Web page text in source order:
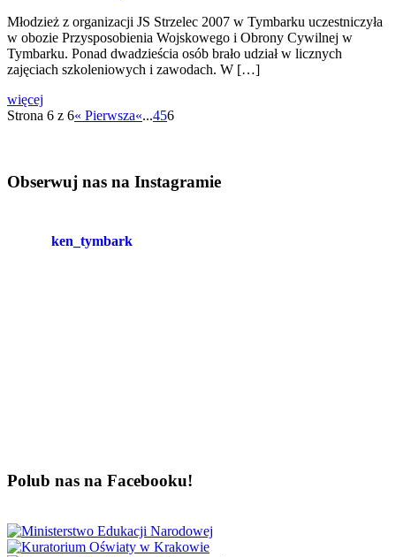
Młodzież z organizacji JS Strzelec 2007 w Tymbarku uczestniczyła
w obozie Przysposobienia Wojskowego i Obrony Cywilnej w
Tymbarku. Ponad dwadzieścia osób brało udział w licznych
zajęciach szkoleniowych i zawodach. W […]
więcej
Strona 6 z 6« Pierwsza«...456
Obserwuj nas na Instagramie
ken_tymbark
Polub nas na Facebooku!